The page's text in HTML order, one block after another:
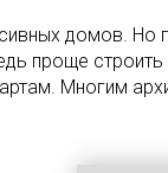
домов.
проще
Многим